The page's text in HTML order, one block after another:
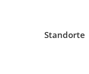
Standorte